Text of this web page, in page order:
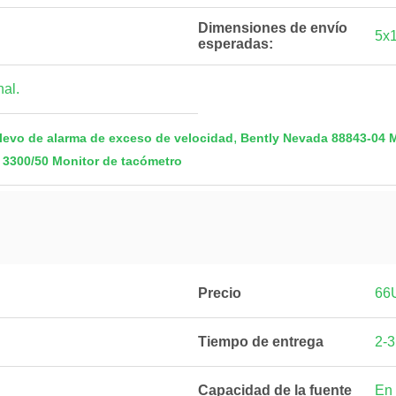
Dimensiones de envío
esperadas:
de alarma de exceso de velocidad, Bently Nevada 88843-04
50 Monitor de tacómetro
Precio
Tiempo de entrega 2-
Capacidad de la fuente En